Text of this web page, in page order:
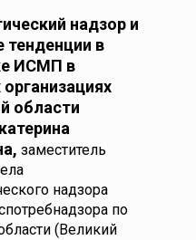
надзор и
в
ИСМП в
области
заместитель
надзора
по
(Великий